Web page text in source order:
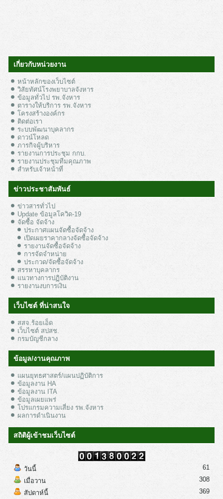
เกี่ยวกับหน่วยงาน
หน้าหลักของเว็บไซต์
วิสัยทัศน์โรงพยาบาลจังหาร
ข้อมูลทั่วไป รพ.จังหาร
ตารางให้บริการ รพ.จังหาร
โครงสร้างองค์กร
ติดต่อเรา
ระบบพัฒนาบุคลากร
ดาวน์โหลด
ภารกิจผู้บริหาร
รายงานการประชุม กกบ.
รายงานประชุมทีมคุณภาพ
สำหรับเจ้าหน้าที่
ข่าวประชาสัมพันธ์
ข่าวสารทั่วไป
Update ข้อมูลโควิด-19
จัดซื้อ จัดจ้าง
ประกาศแผนจัดซื้อจัดจ้าง
เปิดเผยราคากลางจัดซื้อจัดจ้าง
รายงานจัดซื้อจัดจ้าง
การจัดจำหน่าย
ประกวด/จัดซื้อจัดจ้าง
สรรหาบุคลากร
แนวทางการปฏิบัติงาน
รายงานงบการเงิน
เว็บไซต์ ที่น่าสนใจ
สสจ.ร้อยเอ็ด
เว็บไซต์ สปสช.
กรมบัญชีกลาง
ข้อมูล/งานคุณภาพ
แผนยุทธศาสตร์/แผนปฏิบัติการ
ข้อมูลงาน HA
ข้อมูลงาน ITA
ข้อมูลเผยแพร่
โปรแกรมความเสี่ยง รพ.จังหาร
ผลการดำเนินงาน
สถิติผู้เข้าชมเว็บไซต์
วันนี้
เมื่อวาน
สัปดาห์นี้
61
308
369